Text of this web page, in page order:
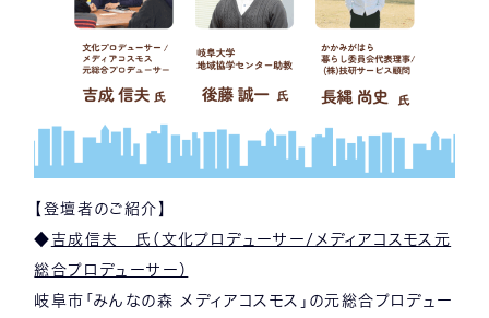
【登壇者のご紹介】
◆ 吉成信夫 氏（文化プロデューサー/メディアコスモス元
総合プロデューサー）
岐阜市「みんなの森 メディアコスモス」の元総合プロデュー